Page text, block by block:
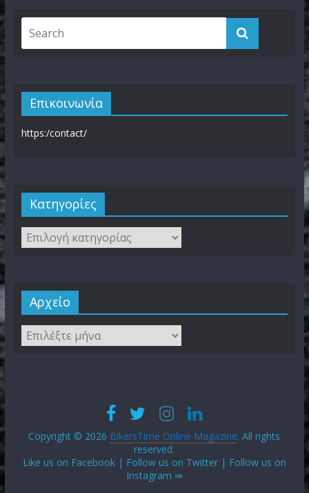
Επικοινωνία
https:/contact/
Kατηγορίες
Αρχείο
Copyright © 2026 BikersTime Online Magazine. All rights
reserved.
Like us on Facebook | Follow us on Twitter | Follow us on
Instagram ⇛